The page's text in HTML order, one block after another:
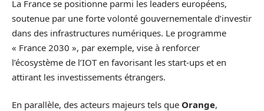
La France se positionne parmi les leaders européens,
soutenue par une forte volonté gouvernementale d’investir
dans des infrastructures numériques. Le programme
« France 2030 », par exemple, vise à renforcer
l’écosystème de l’IOT en favorisant les start-ups et en
attirant les investissements étrangers.
En parallèle, des acteurs majeurs tels que Orange,